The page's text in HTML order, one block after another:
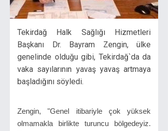
Tekirdağ Halk Sağlığı Hizmetleri
Başkanı Dr. Bayram Zengin, ülke
genelinde olduğu gibi, Tekirdağ`da da
vaka sayılarının yavaş yavaş artmaya
başladığını söyledi.
Zengin, "Genel itibariyle çok yüksek
olmamakla birlikte turuncu bölgedeyiz.